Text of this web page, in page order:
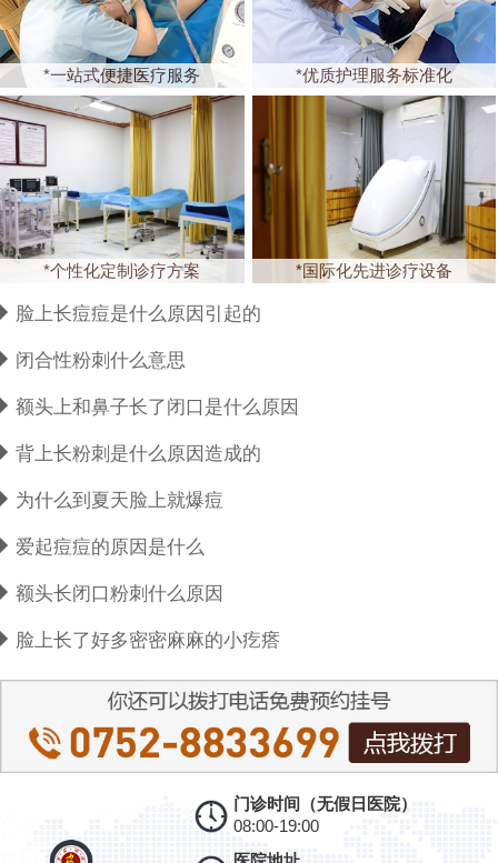
*一站式便捷医疗服务 *优质护理服务标准化
*个性化定制诊疗方案 *国际化先进诊疗设备
脸上长痘痘是什么原因引起的
闭合性粉刺什么意思
额头上和鼻子长了闭口是什么原因
背上长粉刺是什么原因造成的
为什么到夏天脸上就爆痘
爱起痘痘的原因是什么
额头长闭口粉刺什么原因
脸上长了好多密密麻麻的小疙瘩
门诊时间（无假日医院）
08:00-19:00